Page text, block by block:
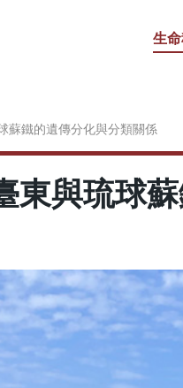
生
蘇鐵的遺傳分化與分類關係
東與琉球